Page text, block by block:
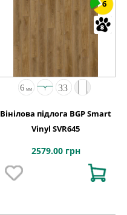
6
Вінілова підлога BGP Smart
Vinyl SVR645
2579.00 грн